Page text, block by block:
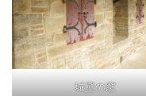
城壁の窓